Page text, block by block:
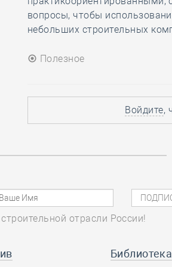
вопросы, чтобы
небольших строительных
Полезное
Войдите,
отрасли России!
Библиотека